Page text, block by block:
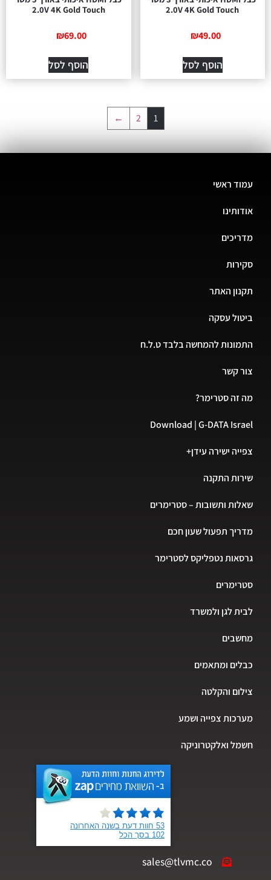
2.0V 4K Gold Touch
₪49.00
הוסף לסל
2.0V 4K Gold Touch
₪69.00
הוסף לסל
1
2
←
עמוד ראשי
אודותינו
מדריכים
סקירות
תקנון האתר
ביטול עסקה
התמונות להמחשה בלבד ט.ל.ח
צור קשר
מה זה סטרימר?
Download | G-DATA Israel
צפייה ישירה עידן+
שירות התקנה
שאלות ותשובות – סטרימרים
מדריך תפעול שעון חכם
גרסאות נטפליקס לסטרימר
סטרימרים
לבית לגן ולמשרד
מחשבים
כבלים ומתאמים
צילום והקלטה
מערכות צפייה ושמע
חשמל ואלקטרוניקה
sales@tlvmc.co